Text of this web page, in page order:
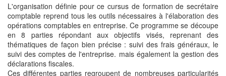
L'organisation définie pour ce cursus de formation de secrétaire
comptable reprend tous les outils nécessaires à l'élaboration des
opérations comptables en entreprise. Ce programme se découpe
en 8 parties répondant aux objectifs visés, reprenant des
thématiques de façon bien précise : suivi des frais généraux, le
suivi des comptes de l'entreprise. mais également la gestion des
déclarations fiscales.
Ces différentes parties regroupent de nombreuses particularités